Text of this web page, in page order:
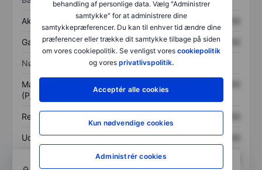
behandling af personlige data. Vælg "Administrer
samtykke" for at administrere dine
samtykkepræferencer. Du kan til enhver tid ændre dine
præferencer eller trække dit samtykke tilbage på siden
om vores cookiepolitik. Se venligst vores cookiepolitik
og vores privatlivspolitik.
Acceptér alle cookies
Kun nødvendige cookies
Administrér cookies
Aktiver i alt XXXXXXX
Gæld XXXXXXX XXXXXXX
Nøgletal
Markedsværdi/omsætning
(P/S)
Resultat pr. aktie (EPS) XXXXXXX
Udbytte pr. aktie XXXXXXX XXXXXXX
Afkast af egenkapital XXXXXXX
Opret konto